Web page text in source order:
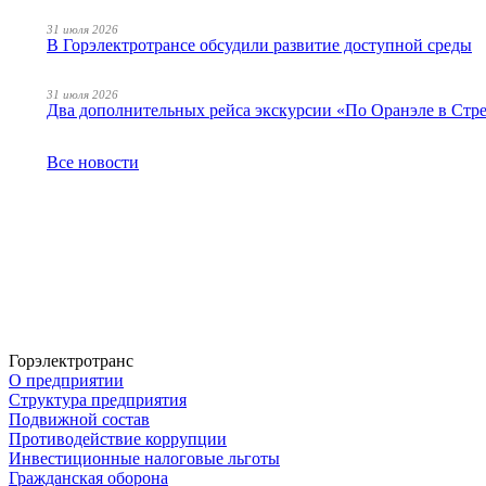
31 июля 2026
В Горэлектротрансе обсудили развитие доступной среды
31 июля 2026
Два дополнительных рейса экскурсии «По Оранэле в
Все новости
Горэлектротранс
О предприятии
Структура предприятия
Подвижной состав
Противодействие коррупции
Инвестиционные налоговые льготы
Гражданская оборона